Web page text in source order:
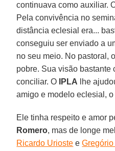
continuava como auxiliar.
Pela convivência no
distância eclesial era...
conseguiu ser enviado a
no seu meio. No pastoral,
pobre. Sua visão bastante
conciliar. O
IPLA lhe
amigo e modelo eclesial,
Ele tinha respeito e amor
Romero, mas de longe
Ricardo Urioste e